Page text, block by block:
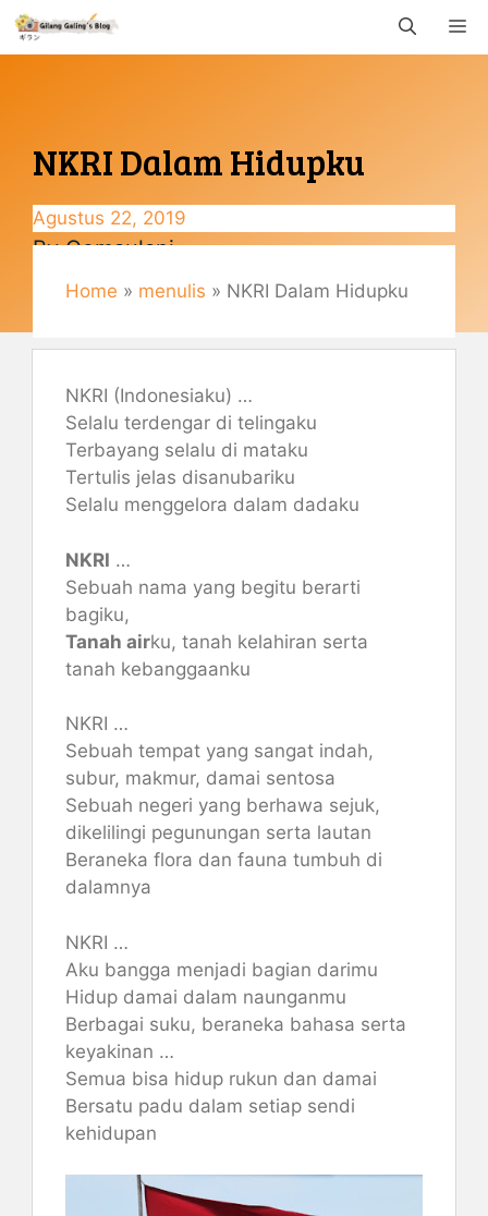
Langsung
NKRI Dalam Hidupku
Agustus 22, 2019
ByGemaulani
Home » menulis » NKRI Dalam Hidupku
NKRI (Indonesiaku) …
Selalu terdengar di telingaku
Terbayang selalu di mataku
Tertulis jelas disanubariku
Selalu menggelora dalam dadaku
NKRI …
Sebuah nama yang begitu berarti
bagiku,
Tanah airku, tanah kelahiran serta
tanah kebanggaanku
NKRI …
Sebuah tempat yang sangat indah,
subur, makmur, damai sentosa
Sebuah negeri yang berhawa sejuk,
dikelilingi pegunungan serta lautan
Beraneka flora dan fauna tumbuh di
dalamnya
NKRI …
Aku bangga menjadi bagian darimu
Hidup damai dalam naunganmu
Berbagai suku, beraneka bahasa serta
keyakinan …
Semua bisa hidup rukun dan damai
Bersatu padu dalam setiap sendi
kehidupan